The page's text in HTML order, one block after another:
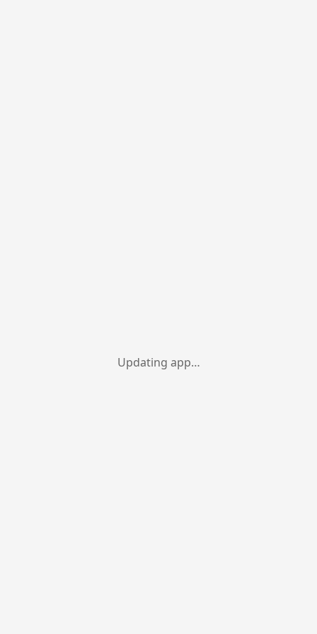
Updating app…